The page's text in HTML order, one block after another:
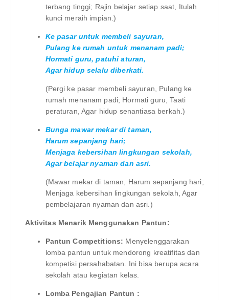
terbang tinggi; Rajin belajar setiap saat, Itulah
kunci meraih impian.)
Ke pasar untuk membeli sayuran,
Pulang ke rumah untuk menanam padi;
Hormati guru, patuhi aturan,
Agar hidup selalu diberkati.
(Pergi ke pasar membeli sayuran, Pulang ke
rumah menanam padi; Hormati guru, Taati
peraturan, Agar hidup senantiasa berkah.)
Bunga mawar mekar di taman,
Harum sepanjang hari;
Menjaga kebersihan lingkungan sekolah,
Agar belajar nyaman dan asri.
(Mawar mekar di taman, Harum sepanjang hari;
Menjaga kebersihan lingkungan sekolah, Agar
pembelajaran nyaman dan asri.)
Aktivitas Menarik Menggunakan Pantun:
Pantun Competitions: Menyelenggarakan
lomba pantun untuk mendorong kreatifitas dan
kompetisi persahabatan. Ini bisa berupa acara
sekolah atau kegiatan kelas.
Lomba Pengajian Pantun :